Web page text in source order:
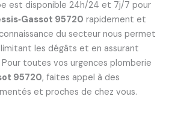
est disponible 24h/24 et 7j/7 pour
95720 rapidement et
du secteur nous permet
limitant les dégâts et en assurant
toutes vos urgences plomberie
95720, faites appel à des
et proches de chez vous.